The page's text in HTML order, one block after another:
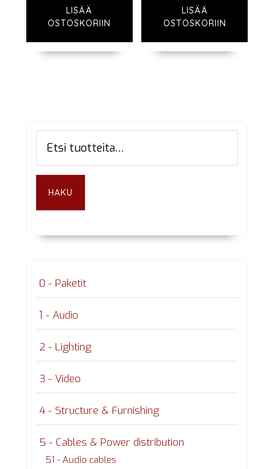
LISÄÄ
OSTOSKORIIN
LISÄÄ
OSTOSKORIIN
Ensisijainen
sivupalkki
HAKU
0 - Paketit
1 - Audio
2 - Lighting
3 - Video
4 - Structure & Furnishing
5 - Cables & Power distribution
51 - Audio cables